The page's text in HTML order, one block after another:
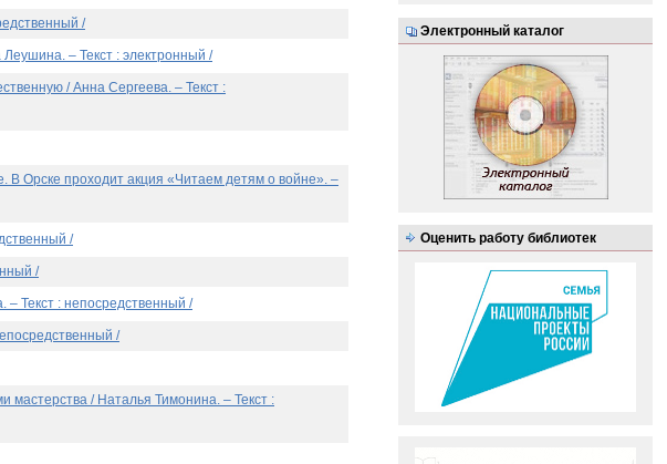
/
– Текст : электронный /
/ Анна Сергеева. – Текст :
В Орске проходит акция «Читаем детям о войне». –
/
/
– Текст : непосредственный /
/
мастерства / Наталья Тимонина. – Текст :
Электронный каталог
Оценить работу библиотек